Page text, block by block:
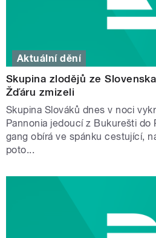
Aktuální dění
Skupina zlodějů ze
Žďáru zmizeli
Skupina Slováků dnes v noci
Pannonia jedoucí z Bukurešti do
gang obírá ve spánku cestující,
poto...